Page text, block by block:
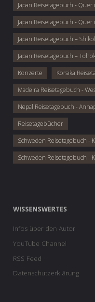
Japan Reisetagebuch -
Japan Reisetagebuch -
Japan Reisetagebuch –
Japan Reisetagebuch –
Konzerte Korsika
Madeira Reisetagebuch -
Nepal Reisetagebuch -
Reisetagebücher
Schweden Reisetagebuch -
Schweden Reisetagebuch -
WISSENSWERTES
Infos über den Autor
YouTube Channel
RSS Feed
Datenschutzerklärung